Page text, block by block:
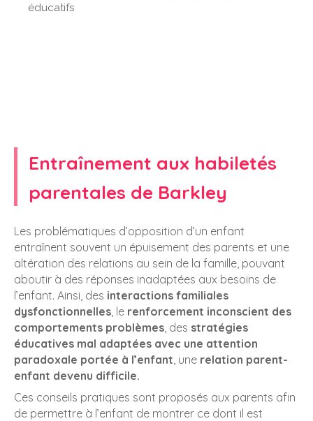
éducatifs
Entraînement aux habiletés
parentales de Barkley
Les problématiques d’opposition d’un enfant
entraînent souvent un épuisement des parents et une
altération des relations au sein de la famille, pouvant
aboutir à des réponses inadaptées aux besoins de
l’enfant. Ainsi, des interactions familiales
dysfonctionnelles, le renforcement inconscient des
comportements problèmes, des stratégies
éducatives mal adaptées avec une attention
paradoxale portée à l’enfant, une relation parent-
enfant devenu difficile.
Ces conseils pratiques sont proposés aux parents afin
de permettre à l’enfant de montrer ce dont il est